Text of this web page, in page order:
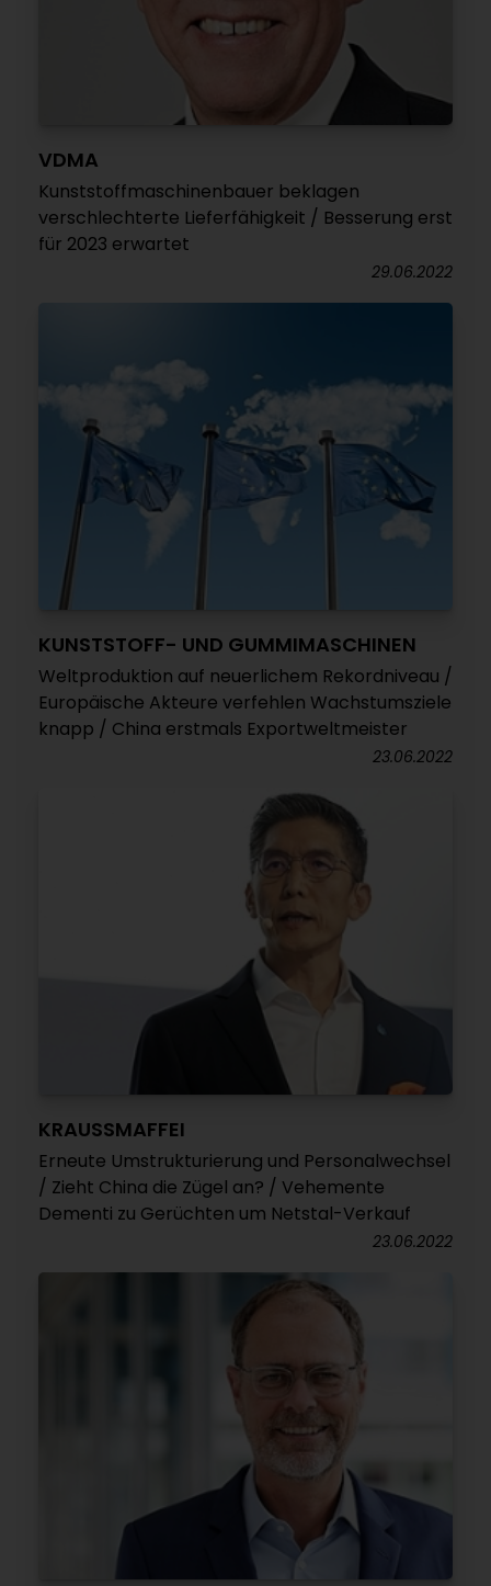
VDMA
Kunststoffmaschinenbauer beklagen
verschlechterte Lieferfähigkeit / Besserung erst
für 2023 erwartet
29.06.2022
KUNSTSTOFF- UND GUMMIMASCHINEN
Weltproduktion auf neuerlichem Rekordniveau /
Europäische Akteure verfehlen Wachstumsziele
knapp / China erstmals Exportweltmeister
23.06.2022
KRAUSSMAFFEI
Erneute Umstrukturierung und Personalwechsel
/ Zieht China die Zügel an? / Vehemente
Dementi zu Gerüchten um Netstal-Verkauf
23.06.2022